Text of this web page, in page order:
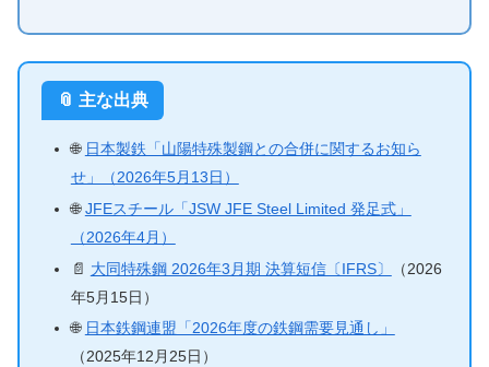
📎 主な出典
🌐 日本製鉄「山陽特殊製鋼との合併に関するお知ら
せ」（2026年5月13日）
🌐JFEスチール「JSW JFE Steel Limited 発足式」
（2026年4月）
📄 大同特殊鋼 2026年3月期 決算短信〔IFRS〕
（2026
年5月15日）
🌐 日本鉄鋼連盟「2026年度の鉄鋼需要見通し」
（2025年12月25日）